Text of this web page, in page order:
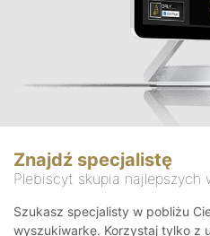
Znajdź specjalistę
Plebiscyt skupia najlepszych
Szukasz specjalisty w pobliżu
wyszukiwarkę. Korzystaj tylko z